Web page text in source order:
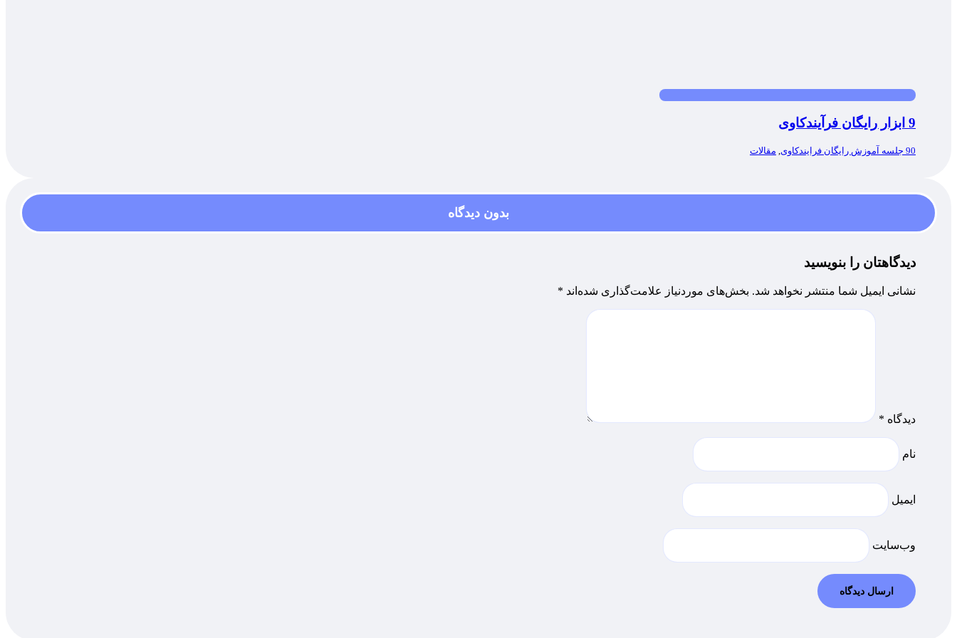
9 ابزار رایگان فرآیندکاوی
90 جلسه آموزش رایگان فرایندکاوی , مقالات
بدون دیدگاه
دیدگاهتان را بنویسید
نشانی ایمیل شما منتشر نخواهد شد. بخش‌های موردنیاز علامت‌گذاری شده‌اند *
دیدگاه *
نام
ایمیل
وب‌سایت